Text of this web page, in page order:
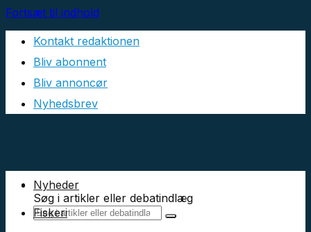
Fortsæt til indhold
Kontakt redaktionen
Bliv abonnent
Bliv annoncør
Nyhedsbrev
Søg i artikler eller debatindlæg
Nyheder
Fiskeri